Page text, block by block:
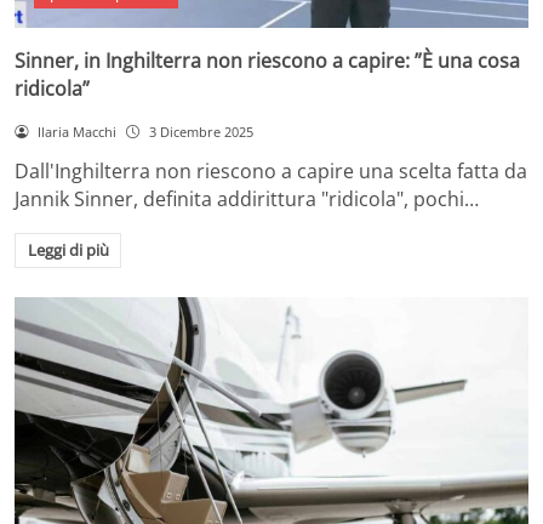
Sinner, in Inghilterra non riescono a capire: ”È una cosa
ridicola”
Ilaria Macchi 3 Dicembre 2025
Dall'Inghilterra non riescono a capire una scelta fatta da
Jannik Sinner, definita addirittura "ridicola", pochi…
Leggi di più